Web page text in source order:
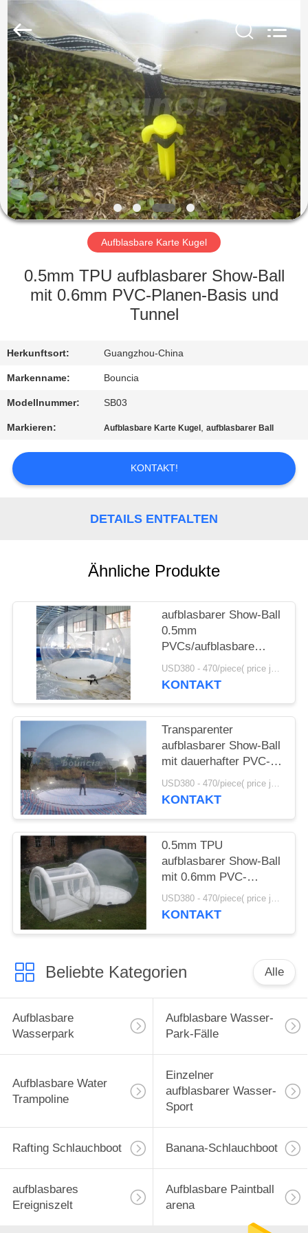
HAUS
PRODUKTE
VIDEOS
ÜBER
UNS
FABRIK-
AUSFLUG
TRETEN
SIE
MIT
IN
VERBINDUNG
ZITAT
SITEMAP
PRIVACY
POLICY
Inflatables
Factory.
Rights
Reserved.
Aufblasbare Karte Kugel
0.5mm TPU aufblasbarer Show-Ball
mit 0.6mm PVC-Planen-Basis und
Tunnel
Herkunftsort: Guangzhou-China
Markenname: Bouncia
Modellnummer: SB03
Markieren: Aufblasbare Karte Kugel ,aufblasbarer Ball
KONTAKT!
DETAILS ENTFALTEN
Ähnliche Produkte
aufblasbarer Show-Ball
0.5mm
PVCs/aufblasbare
Schnee-Kugel für
Messe
USD380 - 470/piece( price just for reference, detailed prices need to be confirmed) MOQ:1PC
KONTAKT
Transparenter
aufblasbarer Show-Ball
mit dauerhafter PVC-
Planen-Basis
USD380 - 470/piece( price just for reference, detailed prices need to be confirmed) MOQ:1PC
KONTAKT
0.5mm TPU
aufblasbarer Show-Ball
mit 0.6mm PVC-
Planen-Basis und
Tunnel
USD380 - 470/piece( price just for reference, detailed prices need to be confirmed) MOQ:1pcs
KONTAKT
Beliebte Kategorien Alle
Aufblasbare
Wasserpark
Aufblasbare Wasser-
Park-Fälle
Aufblasbare Water
Trampoline
Einzelner
aufblasbarer Wasser-
Sport
Rafting Schlauchboot Banana-Schlauchboot
aufblasbares
Ereigniszelt
Aufblasbare Paintball
arena